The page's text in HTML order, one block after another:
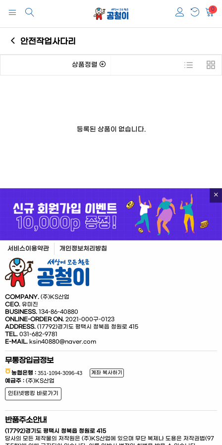
0
안전작업사다리
상품정렬
등록된 상품이 없습니다.
서비스이용약관 개인정보처리방침
COMPANY. (주)KS산업
CEO. 유미진
BUSINESS. 134-86-40880
ONLINE-ORDER ON. 2021-000구-0123
ADDRESS. (17792)경기도 평택시 청북읍 청원로 415
TEL. 031-682-9781
E-MAIL. ksin40880@naver.com
무통장입금정보
농협은행 : 계좌 복사하기
예금주 : (주)KS산업
인터넷뱅킹 바로가기
반품주소안내
(17792)경기도 평택시 청북읍 청원로 415
당사의 모든 제작물의 저작원은 (주)KS산업에 있으며 무단 복제나 도용은 저작권법(97